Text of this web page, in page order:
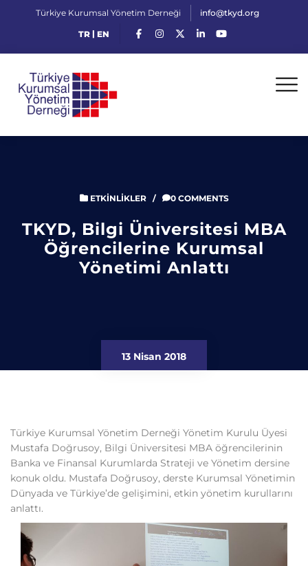
Türkiye Kurumsal Yönetim Derneği info@tkyd.org
TR| EN
ETKINLIKLER/ 0 COMMENTS
TKYD, Bilgi Üniversitesi MBA
Öğrencilerine Kurumsal
Yönetimi Anlattı
13 Nisan 2018
Türkiye Kurumsal Yönetim Derneği Yönetim Kurulu Üyesi
Mustafa Doğrusoy, Bilgi Üniversitesi MBA öğrencilerinin
Banka ve Finansal Kurumlarda Strateji ve Yönetim dersine
konuk oldu. Mustafa Doğrusoy, derste Kurumsal Yönetimin
Dünyada ve Türkiye’de gelişimini, etkin yönetim kurullarını
anlattı.